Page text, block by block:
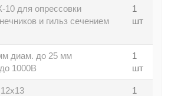
для опрессовки
и гильз сечением
1
шт
диам. до 25 мм
1000В
1
шт
1